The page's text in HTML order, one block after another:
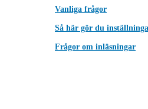
Vanliga frågor
Så här gör du
Frågor om inläsningar